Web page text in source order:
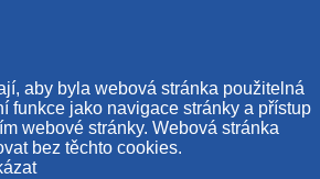
aby byla webová stránka použitelná
funkce jako navigace stránky a přístup
webové stránky. Webová stránka
bez těchto cookies.